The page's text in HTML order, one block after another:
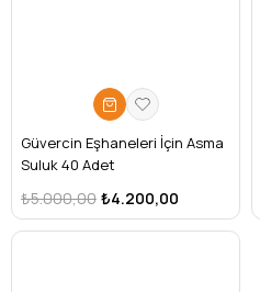
Güvercin Eşhaneleri İçin Asma
Suluk 40 Adet
₺4.200,00
₺5.000,00